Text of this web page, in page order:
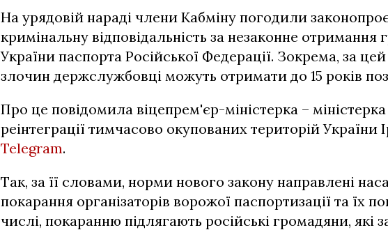
На урядовій нараді члени Кабміну погодили
кримінальну відповідальність за незаконне
України паспорта Російської Федерації. Зокрема, за цей
злочин держслужбовці можуть отримати до 15 років
Про це повідомила віцепрем'єр-міністерка –
реінтеграції тимчасово окупованих територій України
Telegram.
Так, за її словами, норми нового закону направлені
покарання організаторів ворожої паспортизації та їх
числі, покаранню підлягають російські громадяни, які